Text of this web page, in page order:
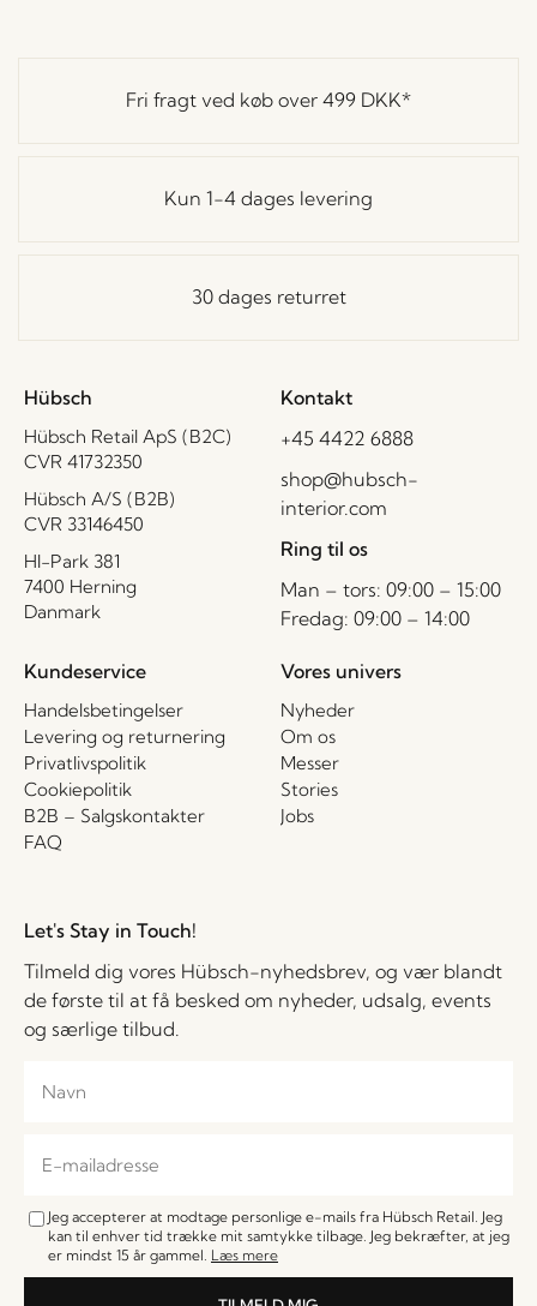
Fri fragt ved køb over 499 DKK*
Kun 1-4 dages levering
30 dages returret
Hübsch
Hübsch Retail ApS (B2C)
CVR 41732350
Hübsch A/S (B2B)
CVR 33146450
HI-Park 381
7400 Herning
Danmark
Kontakt
+45 4422 6888
shop@hubsch-
interior.com
Ring til os
Man – tors: 09:00 – 15:00
Fredag: 09:00 – 14:00
Kundeservice
Handelsbetingelser
Levering og returnering
Privatlivspolitik
Cookiepolitik
B2B – Salgskontakter
FAQ
Vores univers
Nyheder
Om os
Messer
Stories
Jobs
Let's Stay in Touch!
Tilmeld dig vores Hübsch-nyhedsbrev, og vær blandt
de første til at få besked om nyheder, udsalg, events
og særlige tilbud.
Jeg accepterer at modtage personlige e-mails fra Hübsch Retail. Jeg
kan til enhver tid trække mit samtykke tilbage. Jeg bekræfter, at jeg
er mindst 15 år gammel. Læs mere